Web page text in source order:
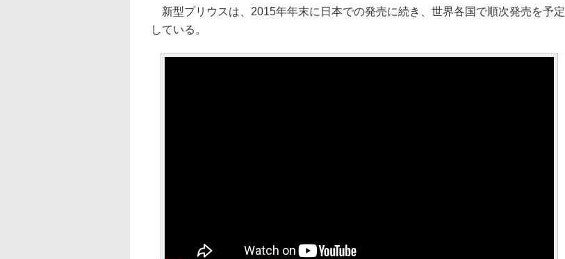
新型プリウスは、2015年年末に日本での発売に続き、世界各国で順次発売を予定
している。